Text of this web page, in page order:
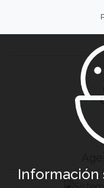
Información